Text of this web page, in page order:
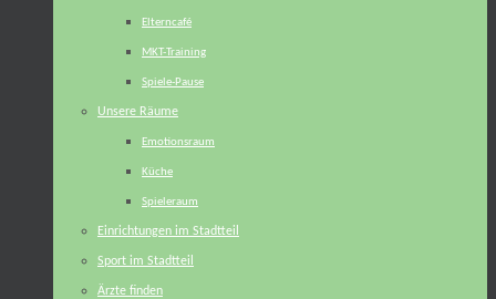
Elterncafé
MKT-Training
Spiele-Pause
Unsere Räume
Emotionsraum
Küche
Spieleraum
Einrichtungen im Stadtteil
Sport im Stadtteil
Ärzte finden